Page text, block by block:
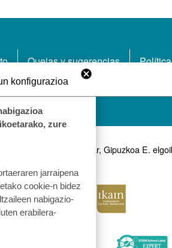
Quejas y sugerencias
Kalea, 7, 20870 Elgoibar, Gipuzkoa E.
konfigurazioa
zure
jarraipena
cookie-n bidez
nabigazio-
erabilera-